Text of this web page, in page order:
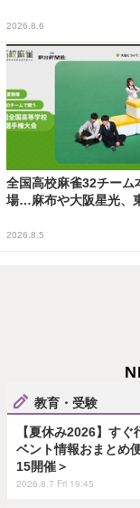
2026.8.6
全国高校麻雀32チーム
場…麻布や大阪星光、
2026.8.5
教育・受験
【夏休み2026】すぐ
ベント情報おまとめ
15開催＞
2026.8.7 Fri 19:45